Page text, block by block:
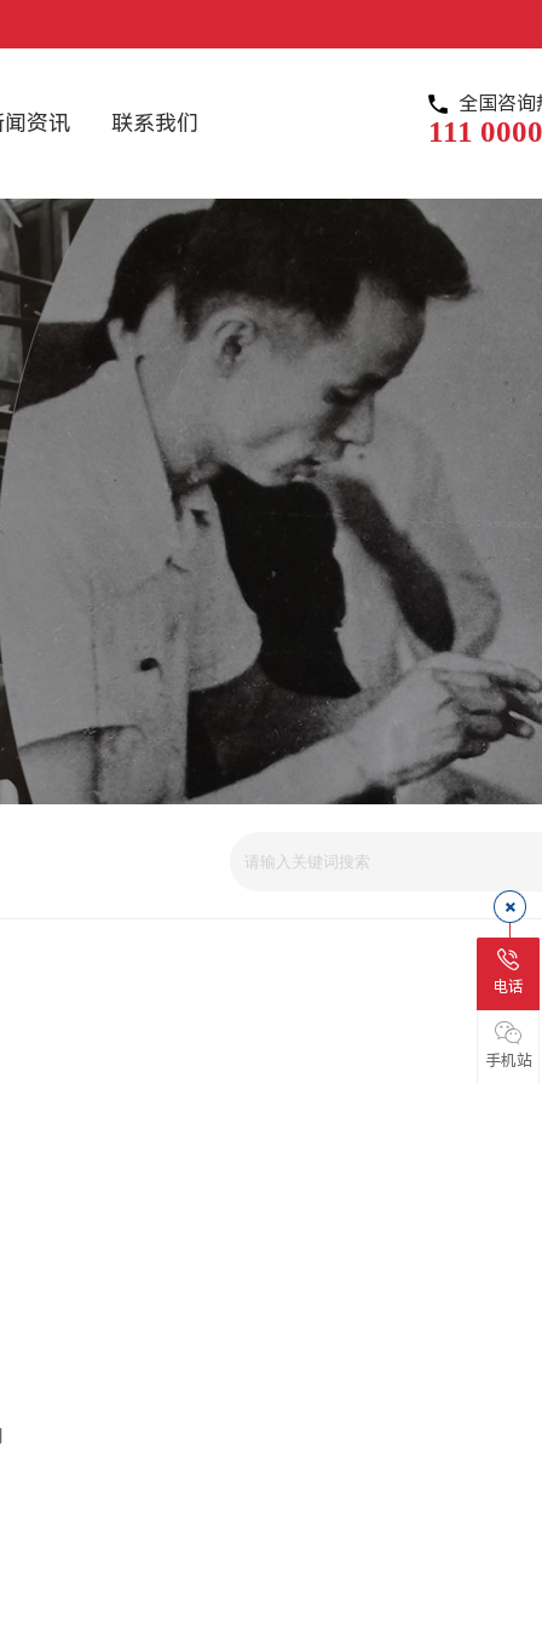
闻资讯 联系我们
全国咨询
111
电话
手机站